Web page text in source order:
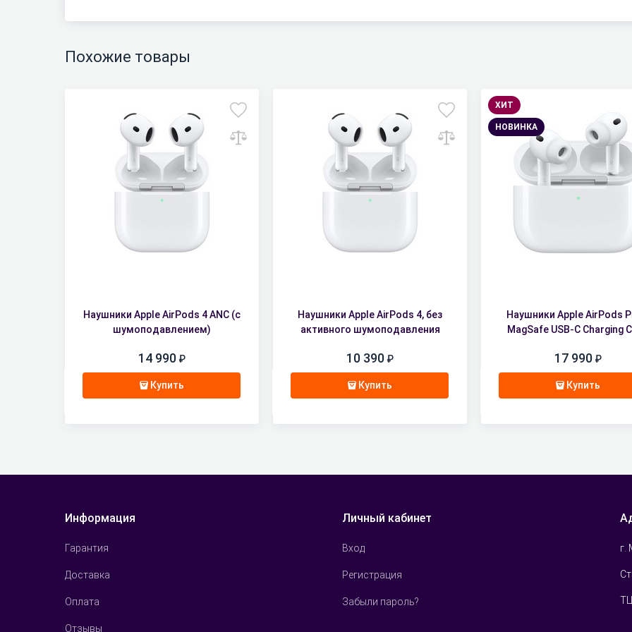
Похожие товары
Наушники Apple AirPods 4 ANC (с
шумоподавлением)
14 990
Купить
Наушники Apple AirPods 4, без
активного шумоподавления
10 390
Купить
ХИТ
НОВИНКА
Наушники Apple AirPods
MagSafe USB-C Charging
17 990
Купить
Информация
Гарантия
Доставка
Оплата
Отзывы
Личный кабинет
Вход
Регистрация
Забыли пароль?
г.